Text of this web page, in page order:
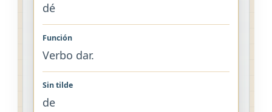
dé
Verbo dar.
de